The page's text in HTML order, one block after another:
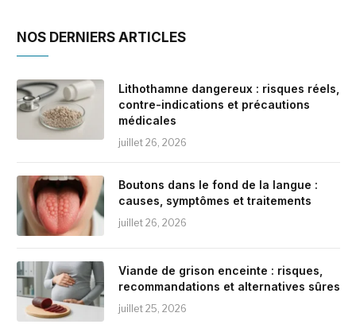
NOS DERNIERS ARTICLES
Lithothamne dangereux : risques réels,
contre-indications et précautions
médicales
juillet 26, 2026
Boutons dans le fond de la langue :
causes, symptômes et traitements
juillet 26, 2026
Viande de grison enceinte : risques,
recommandations et alternatives sûres
juillet 25, 2026